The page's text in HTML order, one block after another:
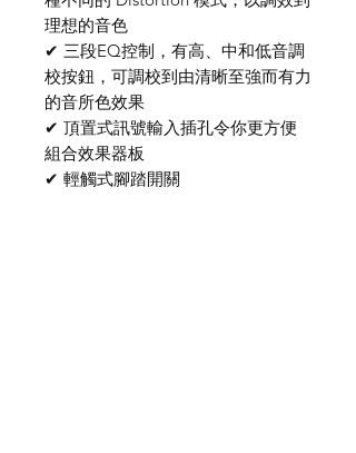
理想的音色
✔ 三段EQ控制，有高、中和低音調
校按鈕，可調校到由清晰至強而有力
的音所色效果
✔ 頂置式訊號輸入插孔令你更方便
組合效果器板
✔ 輕觸式腳踏開關